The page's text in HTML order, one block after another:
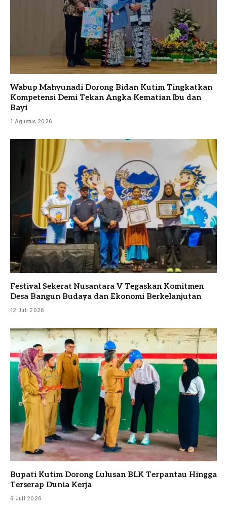
Wabup Mahyunadi Dorong Bidan Kutim Tingkatkan
Kompetensi Demi Tekan Angka Kematian Ibu dan
Bayi
1 Agustus 2026
Festival Sekerat Nusantara V Tegaskan Komitmen
Desa Bangun Budaya dan Ekonomi Berkelanjutan
12 Juli 2026
Bupati Kutim Dorong Lulusan BLK Terpantau Hingga
Terserap Dunia Kerja
6 Juli 2026